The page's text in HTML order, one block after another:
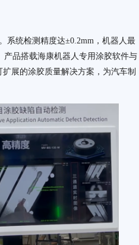
系统检测精度达±0.2mm，机器人最
产品搭载海康机器人专用涂胶软件与
展的涂胶质量解决方案，为汽车制